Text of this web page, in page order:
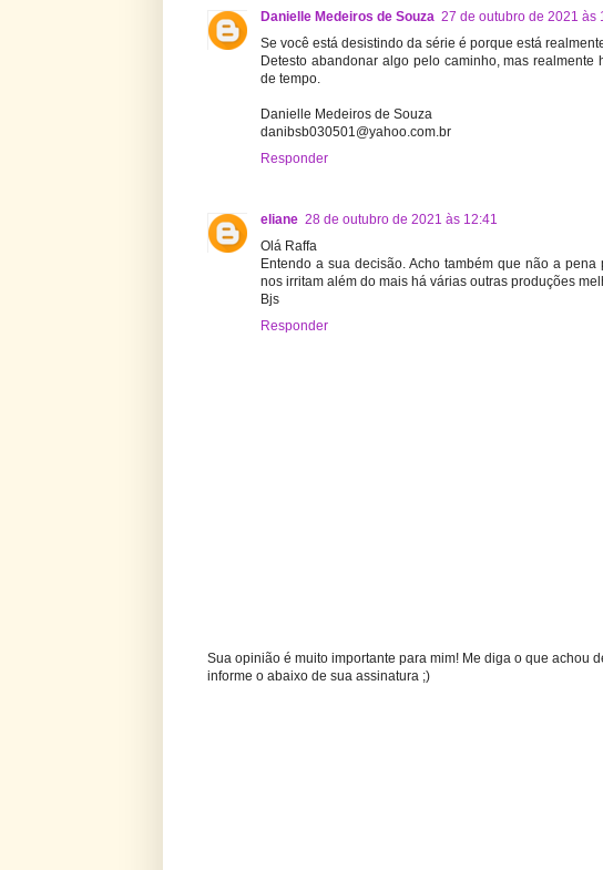
Danielle Medeiros de Souza 27 de outubro de 2021 às
Se você está desistindo da série é porque está
Detesto abandonar algo pelo caminho, mas
de tempo.
Danielle Medeiros de Souza
danibsb030501@yahoo.com.br
Responder
eliane 28 de outubro de 2021 às 12:41
Olá Raffa
Entendo a sua decisão. Acho também que não a
nos irritam além do mais há várias outras produções
Bjs
Responder
Sua opinião é muito importante para mim! Me diga o que achou
informe o abaixo de sua assinatura ;)